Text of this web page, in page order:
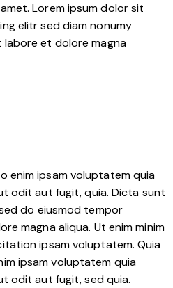
Lorem ipsum dolor sit
elitr sed diam nonumy
et dolore magna
enim ipsam voluptatem quia
odit aut fugit, quia. Dicta sunt
do eiusmod tempor
magna aliqua. Ut enim minim
ipsam voluptatem. Quia
ipsam voluptatem quia
odit aut fugit, sed quia.